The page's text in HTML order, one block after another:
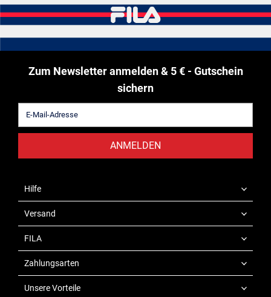
Zum Newsletter anmelden & 5 € - Gutschein
sichern
ANMELDEN
Hilfe
Versand
FILA
Zahlungsarten
Unsere Vorteile